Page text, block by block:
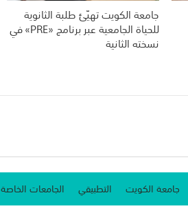
جامعة الكويت تهيّئ طلبة الثانوية
للحياة الجامعية عبر برنامج «PRE» في
نسخته الثانية
جامعة الكويت التطبيقي الجامعات الخاصة